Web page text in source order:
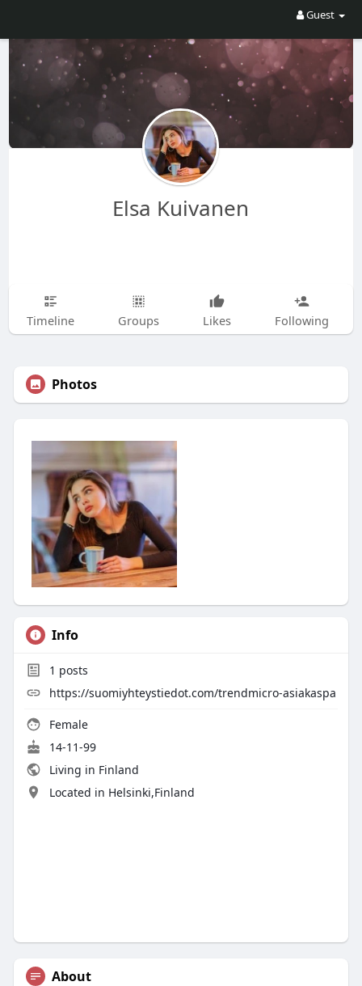
Guest
Elsa Kuivanen
Timeline Groups Likes Following
Photos
Info
1 posts
https://suomiyhteystiedot.com/trendmicro-asiakaspa
Female
14-11-99
Living in Finland
Located in Helsinki,Finland
About